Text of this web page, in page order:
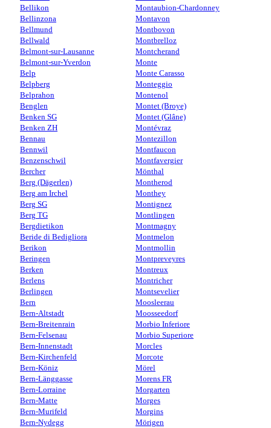
Bellikon
Bellinzona
Bellmund
Bellwald
Belmont-sur-Lausanne
Belmont-sur-Yverdon
Belp
Belpberg
Belprahon
Benglen
Benken SG
Benken ZH
Bennau
Bennwil
Benzenschwil
Bercher
Berg (Dägerlen)
Berg am Irchel
Berg SG
Berg TG
Bergdietikon
Beride di Bedigliora
Berikon
Beringen
Berken
Berlens
Berlingen
Bern
Bern-Altstadt
Bern-Breitenrain
Bern-Felsenau
Bern-Innenstadt
Bern-Kirchenfeld
Bern-Köniz
Bern-Länggasse
Bern-Lorraine
Bern-Matte
Bern-Murifeld
Bern-Nydegg
Montaubion-Chardonney
Montavon
Montbovon
Montbrelloz
Montcherand
Monte
Monte Carasso
Monteggio
Montenol
Montet (Broye)
Montet (Glâne)
Montévraz
Montezillon
Montfaucon
Montfavergier
Mönthal
Montherod
Monthey
Montignez
Montlingen
Montmagny
Montmelon
Montmollin
Montpreveyres
Montreux
Montricher
Montsevelier
Moosleerau
Moosseedorf
Morbio Inferiore
Morbio Superiore
Morcles
Morcote
Mörel
Morens FR
Morgarten
Morges
Morgins
Mörigen